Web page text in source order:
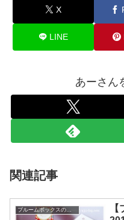
X
LINE
あーさん
関連記事
ブルームボックスの中身